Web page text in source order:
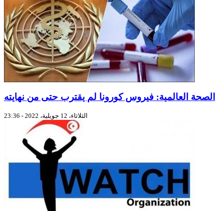
الصحة العالمية: فيروس كورونا لم يقترب حتى من نهايته
الثلاثاء، 12 جويلية، 2022 - 23:36